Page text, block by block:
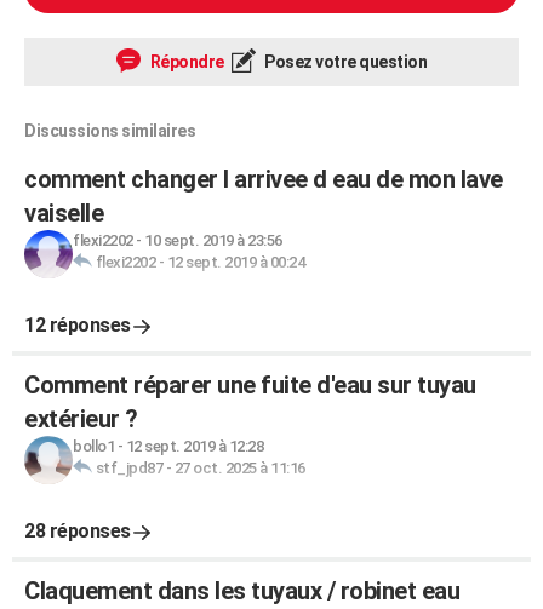
Répondre Posez votre question
Discussions similaires
comment changer l arrivee d eau de mon lave
vaiselle
flexi2202- 10 sept. 2019 à 23:56
flexi2202- 12 sept. 2019 à 00:24
12 réponses
Comment réparer une fuite d'eau sur tuyau
extérieur ?
bollo1 - 12 sept. 2019 à 12:28
stf_jpd87- 27 oct. 2025 à 11:16
28 réponses
Claquement dans les tuyaux / robinet eau